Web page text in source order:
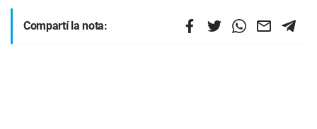
Compartí la nota: